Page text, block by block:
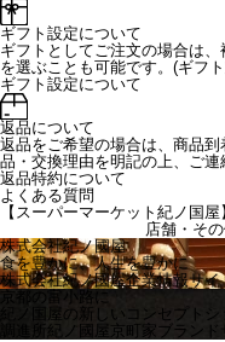
ギフト設定について
ギフトとしてご注文の場合は
を選ぶことも可能です。(ギフ
ギフト設定について
返品について
返品をご希望の場合は、商品
品・交換理由を明記の上、ご連
返品特約について
よくある質問
【スーパーマーケット紀ノ国
店舗・そ
株式会社紀ノ國屋
食を豊かに、人生を豊かに
株式会社紀ノ國屋企業情報サイ
京都の富小路に
紀ノ国屋の新しいコンセプトシ
調進所紀ノ國屋京町家ブランド